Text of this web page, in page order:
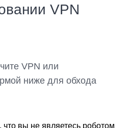
VPN
VPN или
ниже для обхода
вы не являетесь роботом